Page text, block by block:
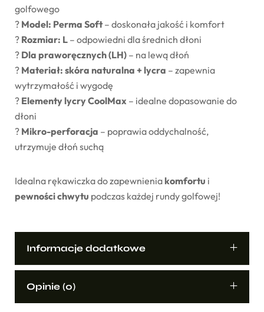
golfowego
? Model: Perma Soft– doskonała jakość i komfort
? Rozmiar: L – odpowiedni dla średnich dłoni
? Dla praworęcznych (LH) – na lewą dłoń
? Materiał: skóra naturalna + lycra – zapewnia
wytrzymałość i wygodę
? Elementy lycry CoolMax – idealne dopasowanie do
dłoni
? Mikro-perforacja – poprawia oddychalność,
utrzymuje dłoń suchą
Idealna rękawiczka do zapewnienia komfortu i
pewności chwytu podczas każdej rundy golfowej!
Informacje dodatkowe
Opinie (0)